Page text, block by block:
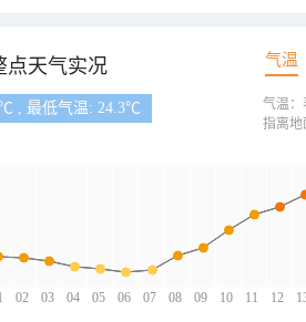
点天气实况 气温
, 最低气温: 24.3℃
02 03 04 05 06 07 08 09 10 11 12
气温：
指离地